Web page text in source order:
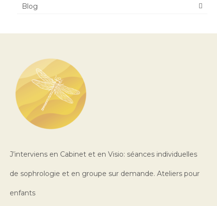
Blog
J’interviens en Cabinet et en Visio: séances individuelles
de sophrologie et en groupe sur demande. Ateliers pour
enfants